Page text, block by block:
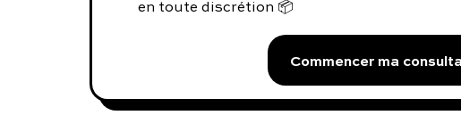
en toute discrétion 📦
Commencer ma